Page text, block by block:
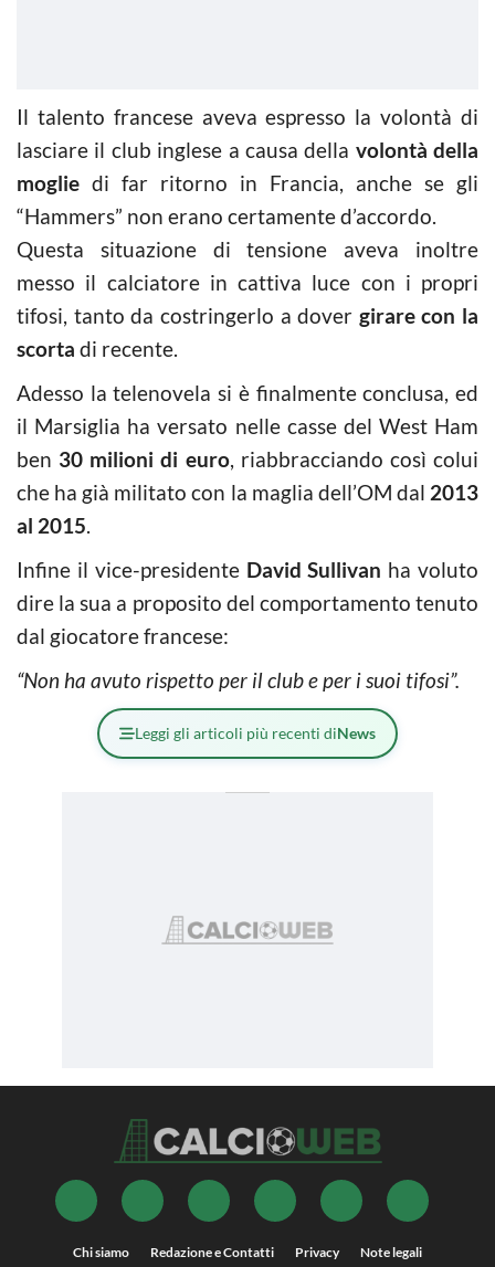
Il talento francese aveva espresso la volontà di
lasciare il club inglese a causa della volontà della
moglie di far ritorno in Francia, anche se gli
“Hammers” non erano certamente d’accordo.
Questa situazione di tensione aveva inoltre
messo il calciatore in cattiva luce con i propri
tifosi, tanto da costringerlo a dover girare con la
scorta di recente.
Adesso la telenovela si è finalmente conclusa, ed
il Marsiglia ha versato nelle casse del West Ham
ben 30 milioni di euro, riabbracciando così colui
che ha già militato con la maglia dell’OM dal 2013
al 2015.
Infine il vice-presidente David Sullivan ha voluto
dire la sua a proposito del comportamento tenuto
dal giocatore francese:
“Non ha avuto rispetto per il club e per i suoi tifosi”.
Leggi gli articoli più recenti diNews
Chi siamo Redazione e Contatti Privacy Note legali